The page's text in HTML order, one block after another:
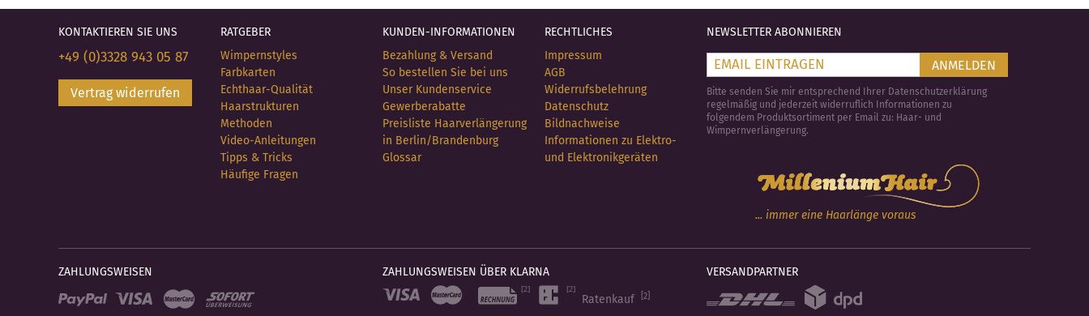
KONTAKTIEREN SIE UNS
+49 (0)3328 943 05 87
Vertrag widerrufen
RATGEBER
Wimpernstyles
Farbkarten
Echthaar-Qualität
Haarstrukturen
Methoden
Video-Anleitungen
Tipps & Tricks
Häufige Fragen
KUNDEN-INFORMATIONEN
Bezahlung & Versand
So bestellen Sie bei uns
Unser Kundenservice
Gewerberabatte
Preisliste Haarverlängerung
in Berlin/Brandenburg
Glossar
RECHTLICHES
Impressum
AGB
Widerrufsbelehrung
Datenschutz
Bildnachweise
Informationen zu Elektro-
und Elektronikgeräten
NEWSLETTER ABONNIEREN
ANMELDEN
Bitte senden Sie mir entsprechend Ihrer Datenschutzerklärung
regelmäßig und jederzeit widerruflich Informationen zu
folgendem Produktsortiment per Email zu: Haar- und
Wimpernverlängerung.
... immer eine Haarlänge voraus
ZAHLUNGSWEISEN
ZAHLUNGSWEISEN ÜBER KLARNA
Ratenkauf
[2]
VERSANDPARTNER